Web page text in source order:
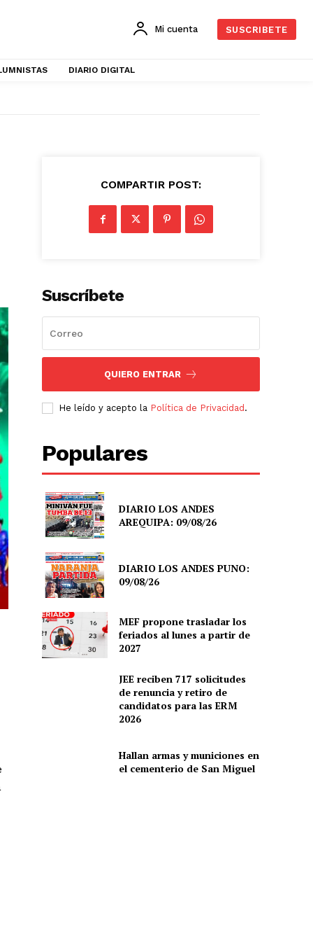
Mi cuenta SUSCRIBETE
DIARIO DIGITAL
COMPARTIR POST:
Suscríbete
QUIERO ENTRAR
He leído y acepto la Política de Privacidad .
Populares
DIARIO LOS ANDES
AREQUIPA: 09/08/26
DIARIO LOS ANDES PUNO:
09/08/26
MEF propone trasladar los
feriados al lunes a partir de
2027
JEE reciben 717 solicitudes
de renuncia y retiro de
candidatos para las ERM
2026
Hallan armas y municiones en
el cementerio de San Miguel